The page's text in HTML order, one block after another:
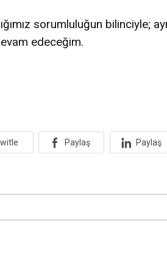
sorumluluğun bilinciyle;
edeceğim.
Paylaş Paylaş